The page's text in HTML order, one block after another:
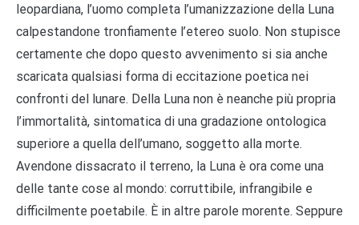
leopardiana, l’uomo completa l’umanizzazione della Luna
calpestandone tronfiamente l’etereo suolo. Non stupisce
certamente che dopo questo avvenimento si sia anche
scaricata qualsiasi forma di eccitazione poetica nei
confronti del lunare. Della Luna non è neanche più propria
l’immortalità, sintomatica di una gradazione ontologica
superiore a quella dell’umano, soggetto alla morte.
Avendone dissacrato il terreno, la Luna è ora come una
delle tante cose al mondo: corruttibile, infrangibile e
difficilmente poetabile. È in altre parole morente. Seppure